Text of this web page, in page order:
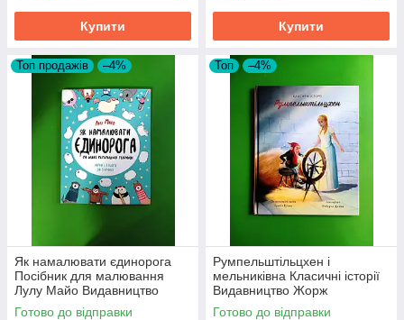
Купити Купити
Топ продажів –4%
Як намалювати єдинорога
Посібник для малювання
Лулу Майо Видавництво
Жорж
Готово до відправки
Топ –4%
Румпельштільцхен і
мельниківна Класичні історії
Видавництво Жорж
Готово до відправки